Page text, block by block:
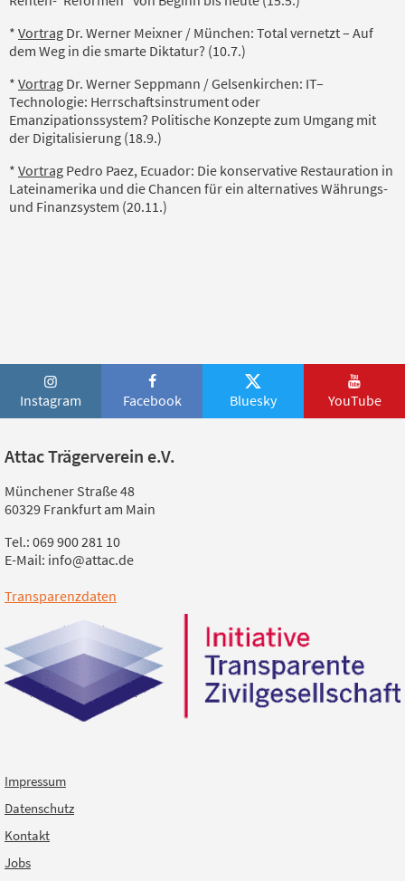
* Vortrag Dr. Werner Meixner / München: Total vernetzt – Auf
dem Weg in die smarte Diktatur? (10.7.)
* Vortrag Dr. Werner Seppmann / Gelsenkirchen: IT–
Technologie: Herrschaftsinstrument oder
Emanzipationssystem? Politische Konzepte zum Umgang mit
der Digitalisierung (18.9.)
* Vortrag Pedro Paez, Ecuador: Die konservative Restauration in
Lateinamerika und die Chancen für ein alternatives Währungs-
und Finanzsystem (20.11.)
Instagram Facebook Bluesky YouTube
Attac Trägerverein e.V.
Münchener Straße 48
60329 Frankfurt am Main
Tel.: 069 900 281 10
E-Mail: info@attac.de
Transparenzdaten
Impressum
Datenschutz
Kontakt
Jobs